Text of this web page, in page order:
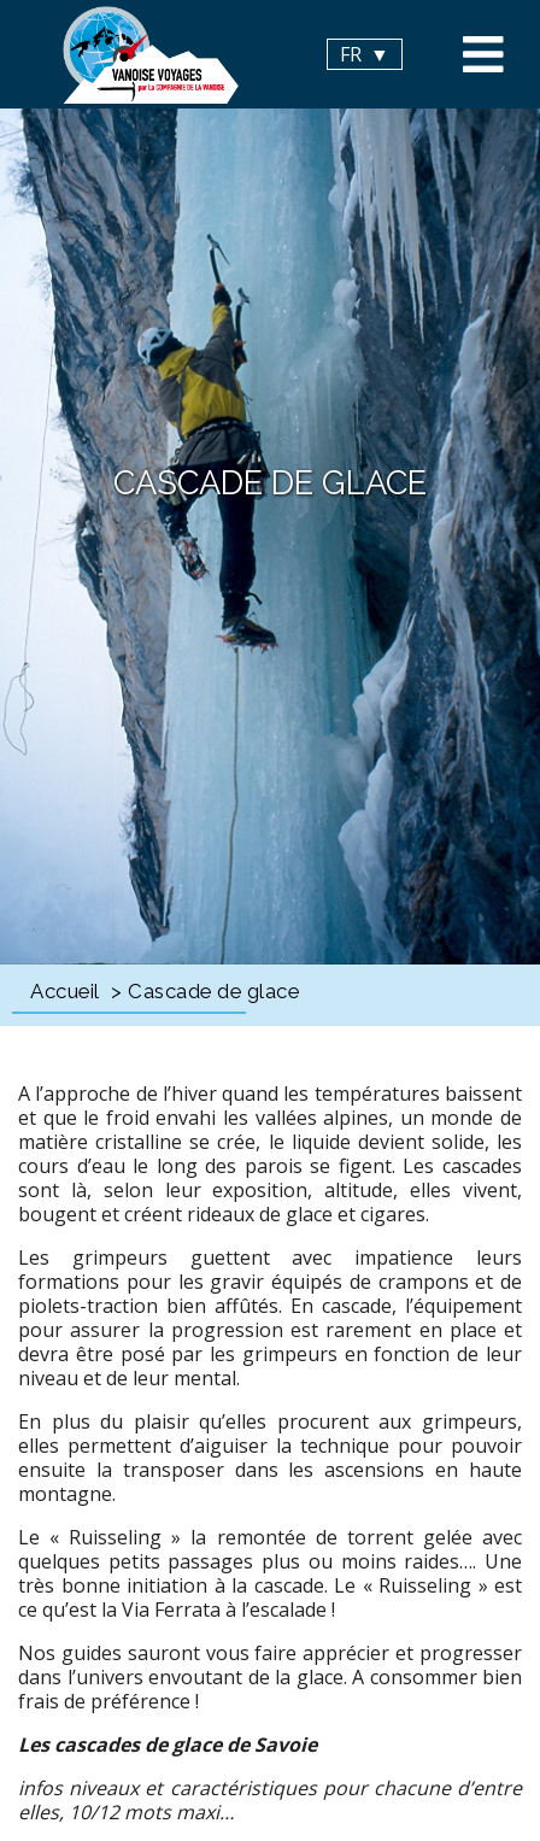
FR
CASCADE DE GLACE
Accueil > Cascade de glace
A l’approche de l’hiver quand les températures baissent
et que le froid envahi les vallées alpines, un monde de
matière cristalline se crée, le liquide devient solide, les
cours d’eau le long des parois se figent. Les cascades
sont là, selon leur exposition, altitude, elles vivent,
bougent et créent rideaux de glace et cigares.
Les grimpeurs guettent avec impatience leurs
formations pour les gravir équipés de crampons et de
piolets-traction bien affûtés. En cascade, l’équipement
pour assurer la progression est rarement en place et
devra être posé par les grimpeurs en fonction de leur
niveau et de leur mental.
En plus du plaisir qu’elles procurent aux grimpeurs,
elles permettent d’aiguiser la technique pour pouvoir
ensuite la transposer dans les ascensions en haute
montagne.
Le « Ruisseling » la remontée de torrent gelée avec
quelques petits passages plus ou moins raides…. Une
très bonne initiation à la cascade. Le « Ruisseling » est
ce qu’est la Via Ferrata à l’escalade !
Nos guides sauront vous faire apprécier et progresser
dans l’univers envoutant de la glace. A consommer bien
frais de préférence !
Les cascades de glace de Savoie
infos niveaux et caractéristiques pour chacune d’entre
elles, 10/12 mots maxi…
Panneau de gestion des cookies